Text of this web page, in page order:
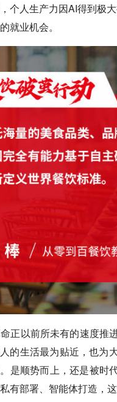
个人生产力因AI得到极
就业机会。
正以前所未有的速度推
的生活最为贴近，也为
是顺势而上，还是被时
有部署、智能体打造，